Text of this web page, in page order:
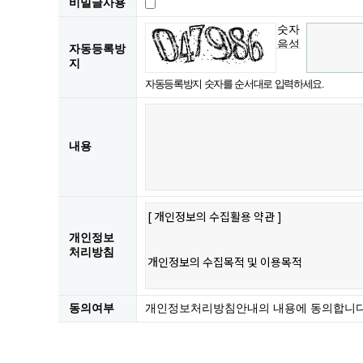
자동등록방
지
숫자
음성
자동등록방지 숫자를 순서대로 입력하세요.
내용
개인정보
처리방침
동의여부 개인정보처리방침안내의 내용에 동의합니